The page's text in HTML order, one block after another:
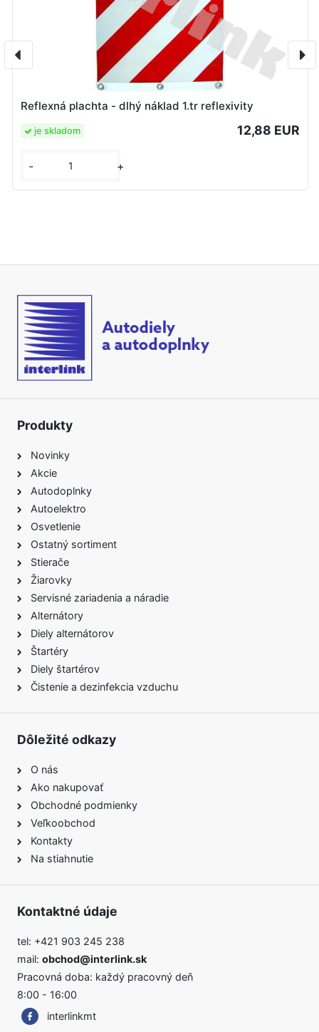
Reflexná plachta - dlhý náklad 1.tr reflexivity
12,88 EUR
- +
je skladom
Produkty
Novinky
Akcie
Autodoplnky
Autoelektro
Osvetlenie
Ostatný sortiment
Stierače
Žiarovky
Servisné zariadenia a náradie
Alternátory
Diely alternátorov
Štartéry
Diely štartérov
Čistenie a dezinfekcia vzduchu
Dôležité odkazy
O nás
Ako nakupovať
Obchodné podmienky
Veľkoobchod
Kontakty
Na stiahnutie
Kontaktné údaje
tel: +421 903 245 238
mail: obchod@interlink.sk
Pracovná doba: každý pracovný deň
8:00 - 16:00
interlinkmt